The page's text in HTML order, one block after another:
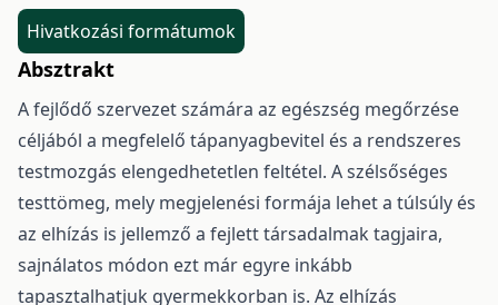
Hivatkozási formátumok
Absztrakt
A fejlődő szervezet számára az egészség megőrzése
céljából a megfelelő tápanyagbevitel és a rendszeres
testmozgás elengedhetetlen feltétel. A szélsőséges
testtömeg, mely megjelenési formája lehet a túlsúly és
az elhízás is jellemző a fejlett társadalmak tagjaira,
sajnálatos módon ezt már egyre inkább
tapasztalhatjuk gyermekkorban is. Az elhízás